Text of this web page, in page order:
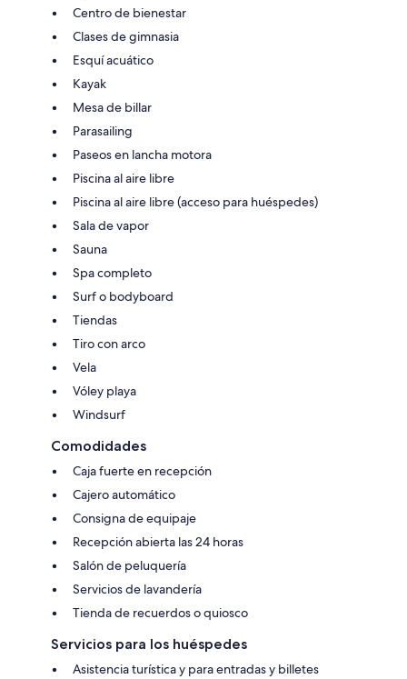
Centro de bienestar
Clases de gimnasia
Esquí acuático
Kayak
Mesa de billar
Parasailing
Paseos en lancha motora
Piscina al aire libre
Piscina al aire libre (acceso para huéspedes)
Sala de vapor
Sauna
Spa completo
Surf o bodyboard
Tiendas
Tiro con arco
Vela
Vóley playa
Windsurf
Comodidades
Caja fuerte en recepción
Cajero automático
Consigna de equipaje
Recepción abierta las 24 horas
Salón de peluquería
Servicios de lavandería
Tienda de recuerdos o quiosco
Servicios para los huéspedes
Asistencia turística y para entradas y billetes